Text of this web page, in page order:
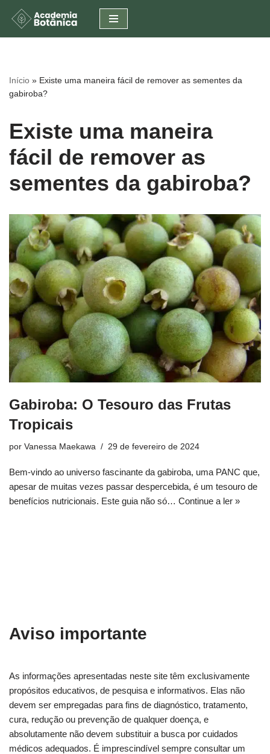
Pular
conteúdo
Início » Existe uma maneira fácil de remover as sementes da
gabiroba?
Existe uma maneira
fácil de remover as
sementes da gabiroba?
Gabiroba: O Tesouro das Frutas
Tropicais
por Vanessa Maekawa 29 de fevereiro de 2024
Bem-vindo ao universo fascinante da gabiroba, uma PANC que,
apesar de muitas vezes passar despercebida, é um tesouro de
benefícios nutricionais. Este guia não só… Continue a ler »
Aviso importante
As informações apresentadas neste site têm exclusivamente
propósitos educativos, de pesquisa e informativos. Elas não
devem ser empregadas para fins de diagnóstico, tratamento,
cura, redução ou prevenção de qualquer doença, e
absolutamente não devem substituir a busca por cuidados
médicos adequados. É imprescindível sempre consultar um